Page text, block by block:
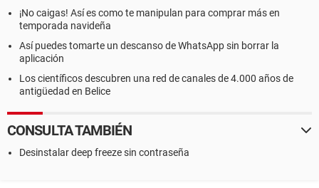
¡No caigas! Así es como te manipulan para comprar más en
temporada navideña
Así puedes tomarte un descanso de WhatsApp sin borrar la
aplicación
Los científicos descubren una red de canales de 4.000 años de
antigüedad en Belice
CONSULTA TAMBIÉN
Desinstalar deep freeze sin contraseña